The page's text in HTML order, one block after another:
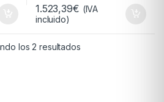
1.523,39€ (IVA
incluido)
los 2 resultadosOrdenado por